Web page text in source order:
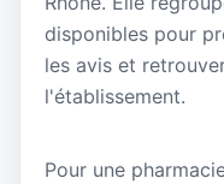
disponibles pour
les avis et
l'établissement.
Pour une